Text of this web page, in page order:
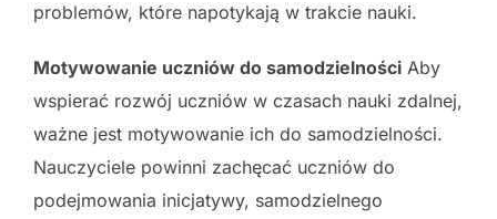
problemów, które napotykają w trakcie nauki.
Motywowanie uczniów do samodzielności Aby
wspierać rozwój uczniów w czasach nauki zdalnej,
ważne jest motywowanie ich do samodzielności.
Nauczyciele powinni zachęcać uczniów do
podejmowania inicjatywy, samodzielnego